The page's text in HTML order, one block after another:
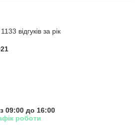
відгуків за рік
09:00 до 16:00
роботи